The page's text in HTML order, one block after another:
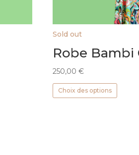
Sold out
Robe Bambi
250,00€
Choix des options
Ce